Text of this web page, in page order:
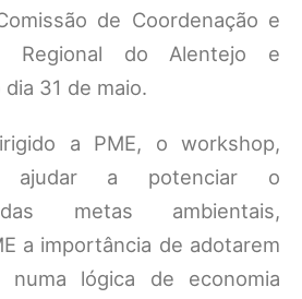
de Coordenação e
Regional do Alentejo e
31 de maio.
a PME, o workshop,
ajudar a potenciar o
metas ambientais,
a importância de adotarem
numa lógica de economia